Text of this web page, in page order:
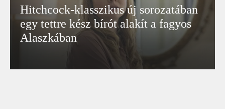
Hitchcock-klasszikus új sorozatában
egy tettre kész bírót alakít a fagyos
Alaszkában